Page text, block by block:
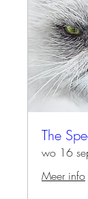
The
wo 16
Meer info